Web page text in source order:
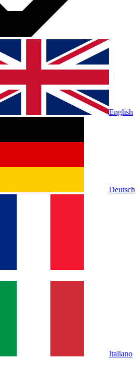
English
Deutsch
Italiano